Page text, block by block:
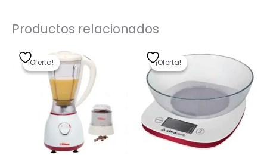
Productos relacionados
¡Oferta!
¡Oferta!precio
original
era:
$ 4.135,00.
precio
actual
es:
$ 3.308,00.
¡Oferta!
¡Oferta!precio
original
era:
$ 2.377,00.
precio
$ 1.901,60.